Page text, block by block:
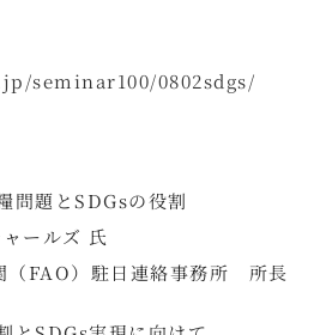
seminar100/0802sdgs/
問題とSDGsの役割
ールズ 氏
（FAO）駐日連絡事務所 所長